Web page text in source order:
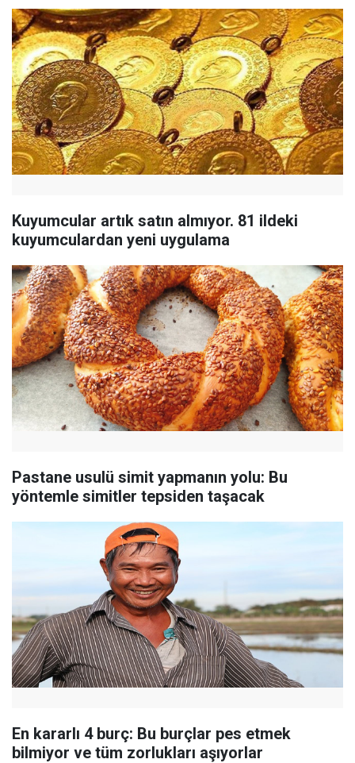
Kuyumcular artık satın almıyor. 81 ildeki
kuyumculardan yeni uygulama
Pastane usulü simit yapmanın yolu: Bu
yöntemle simitler tepsiden taşacak
En kararlı 4 burç: Bu burçlar pes etmek
bilmiyor ve tüm zorlukları aşıyorlar